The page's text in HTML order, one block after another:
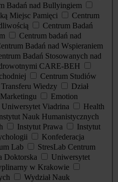
Badań nad Bullyingiem
Miejsc Pamięci
Centrum
Centrum Badań
Centrum badań nad
Badań nad Wspieraniem
Badań Stosowanych nad
CARE-BEH
Centrum Studiów
Wiedzy
Dział
Emotion
Viadrina
Health
Nauk Humanistycznych
Instytut Prawa
Instytut
Konfederacja
Lab
StresLab Centrum
Doktorska
Uniwersytet
w Krakowie
Wydział Nauk